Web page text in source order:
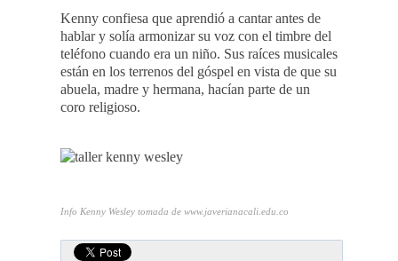
Kenny confiesa que aprendió a cantar antes de
hablar y solía armonizar su voz con el timbre del
teléfono cuando era un niño. Sus raíces musicales
están en los terrenos del góspel en vista de que su
abuela, madre y hermana, hacían parte de un
coro religioso.
Info Kenny Wesley tomada de www.javerianacali.edu.co